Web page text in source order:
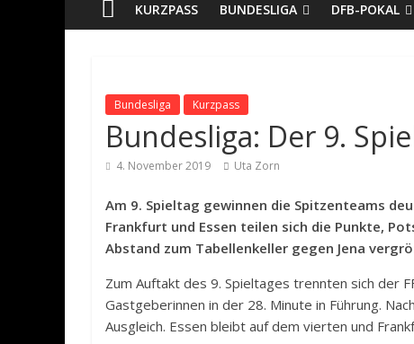
KURZPASS BUNDESLIGA DFB-POKAL
Bundesliga Kurzpass
Bundesliga: Der 9.
4. November 2019 Uta Zorn
Am 9. Spieltag gewinnen die Spitzenteams
Frankfurt und Essen teilen sich die Punkte,
Abstand zum Tabellenkeller gegen Jena
Zum Auftakt des 9. Spieltages trennten sich der
Gastgeberinnen in der 28. Minute in Führung.
Ausgleich. Essen bleibt auf dem vierten und